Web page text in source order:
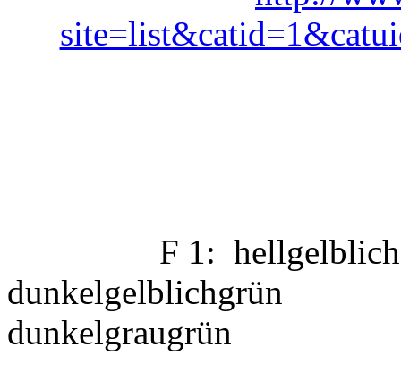
F 1:
dunkelgraugrün